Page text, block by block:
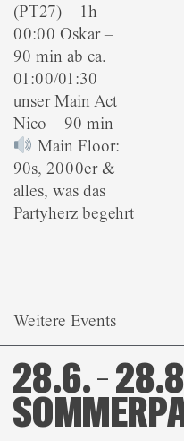
(PT27) – 1h
00:00 Oskar –
90 min ab ca.
01:00/01:30
unser Main Act
Nico – 90 min
Main Floor:
90s, 2000er &
alles, was das
Partyherz begehrt
Weitere Events
28.6. –